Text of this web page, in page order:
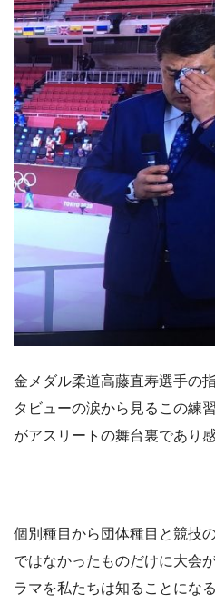
金メダル柔道高藤直寿選手の
タビューの涙から見るこの練
がアスリートの舞台裏であり
個別種目から団体種目と競技
ではなかったものだけに大会
ラマを私たちは知ることになる